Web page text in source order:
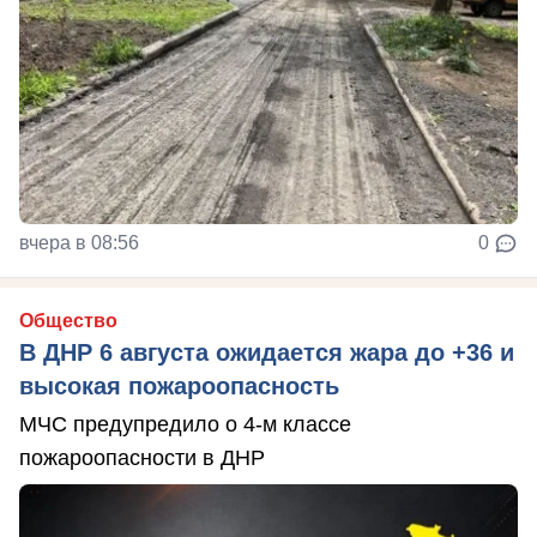
вчера в 08:56 0
Общество
В ДНР 6 августа ожидается жара до +36 и
высокая пожароопасность
МЧС предупредило о 4-м классе
пожароопасности в ДНР